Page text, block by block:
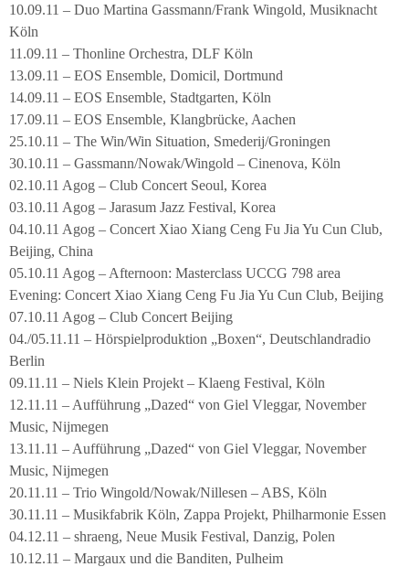
10.09.11 – Duo Martina Gassmann/Frank Wingold, Musiknacht
Köln
11.09.11 – Thonline Orchestra, DLF Köln
13.09.11 – EOS Ensemble, Domicil, Dortmund
14.09.11 – EOS Ensemble, Stadtgarten, Köln
17.09.11 – EOS Ensemble, Klangbrücke, Aachen
25.10.11 – The Win/Win Situation, Smederij/Groningen
30.10.11 – Gassmann/Nowak/Wingold – Cinenova, Köln
02.10.11 Agog – Club Concert Seoul, Korea
03.10.11 Agog – Jarasum Jazz Festival, Korea
04.10.11 Agog – Concert Xiao Xiang Ceng Fu Jia Yu Cun Club,
Beijing, China
05.10.11 Agog – Afternoon: Masterclass UCCG 798 area
Evening: Concert Xiao Xiang Ceng Fu Jia Yu Cun Club, Beijing
07.10.11 Agog – Club Concert Beijing
04./05.11.11 – Hörspielproduktion „Boxen“, Deutschlandradio
Berlin
09.11.11 – Niels Klein Projekt – Klaeng Festival, Köln
12.11.11 – Aufführung „Dazed“ von Giel Vleggar, November
Music, Nijmegen
13.11.11 – Aufführung „Dazed“ von Giel Vleggar, November
Music, Nijmegen
20.11.11 – Trio Wingold/Nowak/Nillesen – ABS, Köln
30.11.11 – Musikfabrik Köln, Zappa Projekt, Philharmonie Essen
04.12.11 – shraeng, Neue Musik Festival, Danzig, Polen
10.12.11 – Margaux und die Banditen, Pulheim